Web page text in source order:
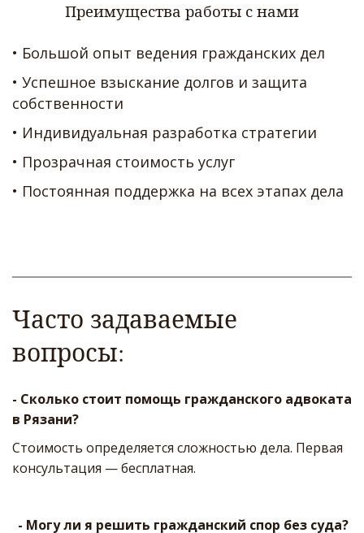
Преимущества работы с нами
• Большой опыт ведения гражданских дел
• Успешное взыскание долгов и защита
собственности
• Индивидуальная разработка стратегии
• Прозрачная стоимость услуг
• Постоянная поддержка на всех этапах дела
Часто задаваемые
вопросы:
- Сколько стоит помощь гражданского адвоката
в Рязани?
Стоимость определяется сложностью дела. Первая
консультация — бесплатная.
- Могу ли я решить гражданский спор без суда?